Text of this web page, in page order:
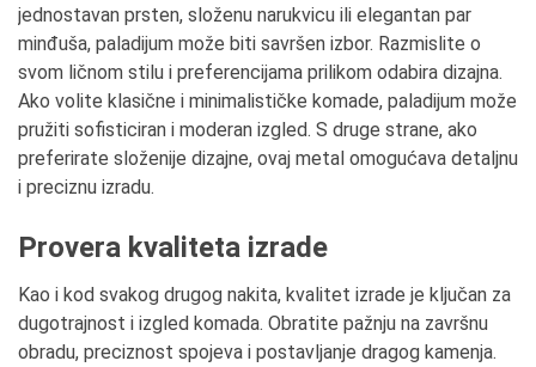
jednostavan prsten, složenu narukvicu ili elegantan par
minđuša, paladijum može biti savršen izbor. Razmislite o
svom ličnom stilu i preferencijama prilikom odabira dizajna.
Ako volite klasične i minimalističke komade, paladijum može
pružiti sofisticiran i moderan izgled. S druge strane, ako
preferirate složenije dizajne, ovaj metal omogućava detaljnu
i preciznu izradu.
Provera kvaliteta izrade
Kao i kod svakog drugog nakita, kvalitet izrade je ključan za
dugotrajnost i izgled komada. Obratite pažnju na završnu
obradu, preciznost spojeva i postavljanje dragog kamenja.